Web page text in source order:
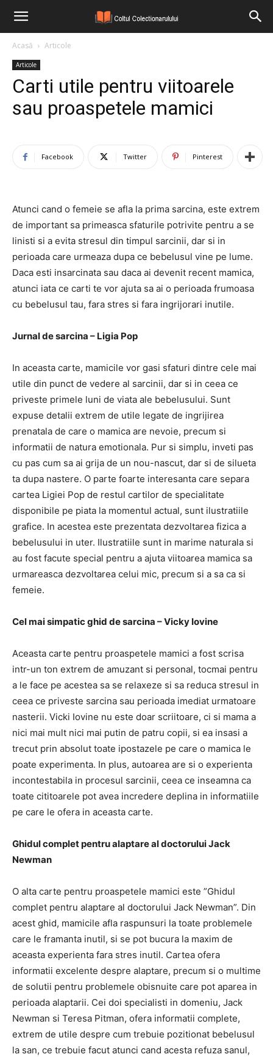
Acasă Articole
Articole
Carti utile pentru viitoarele
sau proaspetele mamici
Facebook Twitter Pinterest
Atunci cand o femeie se afla la prima sarcina, este extrem
de important sa primeasca sfaturile potrivite pentru a se
linisti si a evita stresul din timpul sarcinii, dar si in
perioada care urmeaza dupa ce bebelusul vine pe lume.
Daca esti insarcinata sau daca ai devenit recent mamica,
atunci iata ce carti te vor ajuta sa ai o perioada frumoasa
cu bebelusul tau, fara stres si fara ingrijorari inutile.
Jurnal de sarcina – Ligia Pop
In aceasta carte, mamicile vor gasi sfaturi dintre cele mai
utile din punct de vedere al sarcinii, dar si in ceea ce
priveste primele luni de viata ale bebelusului. Sunt
expuse detalii extrem de utile legate de ingrijirea
prenatala de care o mamica are nevoie, precum si
informatii de natura emotionala. Pur si simplu, inveti pas
cu pas cum sa ai grija de un nou-nascut, dar si de silueta
ta dupa nastere. O parte foarte interesanta care separa
cartea Ligiei Pop de restul cartilor de specialitate
disponibile pe piata la momentul actual, sunt ilustratiile
grafice. In acestea este prezentata dezvoltarea fizica a
bebelusului in uter. Ilustratiile sunt in marime naturala si
au fost facute special pentru a ajuta viitoarea mamica sa
urmareasca dezvoltarea celui mic, precum si a sa ca si
femeie.
Cel mai simpatic ghid de sarcina – Vicky Iovine
Aceasta carte pentru proaspetele mamici a fost scrisa
intr-un ton extrem de amuzant si personal, tocmai pentru
a le face pe acestea sa se relaxeze si sa reduca stresul in
ceea ce priveste sarcina sau perioada imediat urmatoare
nasterii. Vicki Iovine nu este doar scriitoare, ci si mama a
nici mai mult nici mai putin de patru copii, si ea insasi a
trecut prin absolut toate ipostazele pe care o mamica le
poate experimenta. In plus, autoarea are si o experienta
incontestabila in procesul sarcinii, ceea ce inseamna ca
toate cititoarele pot avea incredere deplina in informatiile
pe care le ofera in aceasta carte.
Ghidul complet pentru alaptare al doctorului Jack
Newman
O alta carte pentru proaspetele mamici este ”Ghidul
complet pentru alaptare al doctorului Jack Newman”. Din
acest ghid, mamicile afla raspunsuri la toate problemele
care le framanta inutil, si se pot bucura la maxim de
aceasta experienta fara stres inutil. Cartea ofera
informatii excelente despre alaptare, precum si o multime
de solutii pentru problemele obisnuite care pot aparea in
perioada alaptarii. Cei doi specialisti in domeniu, Jack
Newman si Teresa Pitman, ofera informatii complete,
extrem de utile despre cum trebuie pozitionat bebelusul
la san, ce trebuie facut atunci cand acesta refuza sanul,